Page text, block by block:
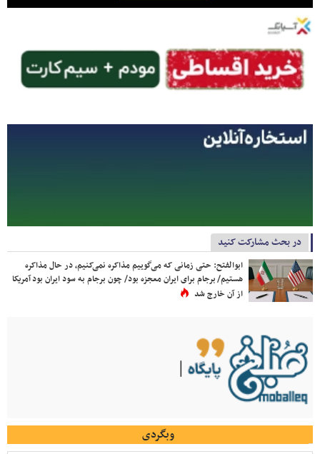
در بحث مشارکت کنید
ابوالفتح: حتی زمانی که می‌گوییم مذاکره نمی‌کنیم، در حال مذاکره
هستیم/ برجام برای ایران معجزه بود/ چون برجام به سود ایران بود آمریکا
از آن خارج شد
وبگردی